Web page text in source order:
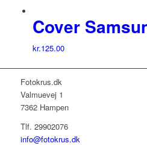
Cover
kr.125.00
Fotokrus.dk
Valmuevej 1
7362 Hampen
Tlf. 29902076
info@fotokrus.dk